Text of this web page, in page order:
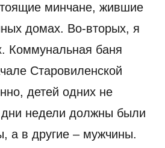
минчане, жившие
домах. Во-вторых, я
Коммунальная баня
Старовиленской
детей одних не
недели должны были
а в другие – мужчины.